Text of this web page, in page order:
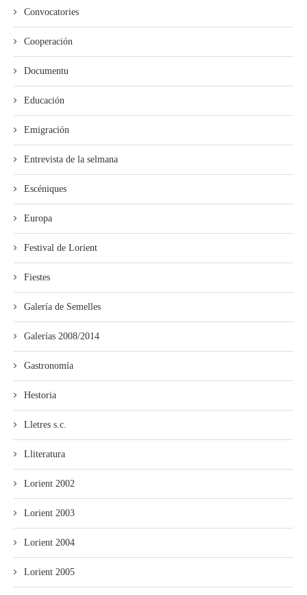
Convocatories
Cooperación
Documentu
Educación
Emigración
Entrevista de la selmana
Escéniques
Europa
Festival de Lorient
Fiestes
Galería de Semelles
Galerías 2008/2014
Gastronomía
Hestoria
Lletres s.c.
Lliteratura
Lorient 2002
Lorient 2003
Lorient 2004
Lorient 2005